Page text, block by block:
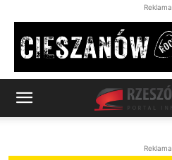
Reklama
Reklama